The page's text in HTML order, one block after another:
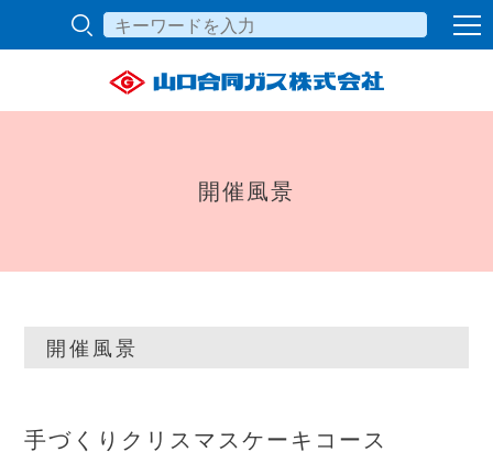
開催風景
開催風景
手づくりクリスマスケーキコース